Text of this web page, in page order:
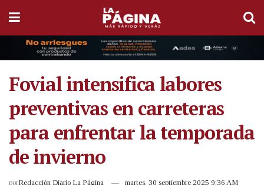
Fovial intensifica labores
preventivas en carreteras
para enfrentar la temporada
de invierno
porRedacción Diario La Página martes, 30 septiembre 2025 9:36 AM